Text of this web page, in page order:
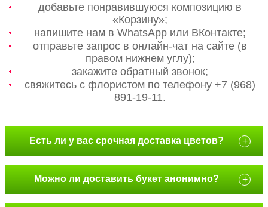
добавьте понравившуюся композицию в
«Корзину»;
напишите нам в WhatsApp или ВКонтакте;
отправьте запрос в онлайн-чат на сайте (в
правом нижнем углу);
закажите обратный звонок;
свяжитесь с флористом по телефону +7 (968)
891-19-11.
Есть ли у вас срочная доставка цветов? +
Можно ли доставить букет анонимно? +